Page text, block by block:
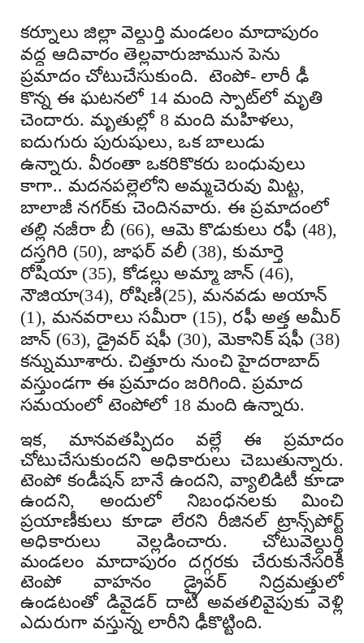
కర్నూలు జిల్లా వెల్దుర్తి మండలం మాదాపురం
వద్ద ఆదివారం తెల్లవారుజామున పెను
ప్రమాదం చోటుచేసుకుంది. టెంపో- లారీ ఢీ
కొన్న ఈ ఘటనలో 14 మంది స్పాట్‌లో మృతి
చెందారు. మృతుల్లో 8 మంది మహిళలు,
ఐదుగురు పురుషులు, ఒక బాలుడు
ఉన్నారు. వీరంతా ఒకరికొకరు బంధువులు
కాగా.. మదనపల్లెలోని అమ్మచెరువు మిట్ట,
బాలాజీ నగర్‌కు చెందినవారు. ఈ ప్రమాదంలో
తల్లి నజీరా బీ (66), ఆమె కొడుకులు రఫీ (48),
దస్తగిరి (50), జాఫర్ వలీ (38), కుమార్తె
రోషియా (35), కోడల్లు అమ్మా జాన్ (46),
నౌజియా(34), రోషిణి(25), మనవడు అయాన్
(1), మనవరాలు సమీరా (15), రఫీ అత్త అమీర్
జాన్ (63), డ్రైవర్ షఫీ (30), మెకానిక్ షఫీ (38)
కన్నుమూశారు. చిత్తూరు నుంచి హైదరాబాద్‌
వస్తుండగా ఈ ప్రమాదం జరిగింది. ప్రమాద
సమయంలో టెంపోలో 18 మంది ఉన్నారు.
ఇక, మానవతప్పిదం వల్లే ఈ ప్రమాదం
చోటుచేసుకుందని అధికారులు చెబుతున్నారు.
టెంపో కండీషన్ బానే ఉందని, వ్యాలిడిటీ కూడా
ఉందని, అందులో నిబంధనలకు మించి
ప్రయాణీకులు కూడా లేరని రీజినల్ ట్రాన్స్‌పోర్ట్
అధికారులు వెల్లడించారు. చోటువెల్దుర్తి
మండలం మాదాపురం దగ్గరకు చేరుకునేసరికి
టెంపో వాహనం డ్రైవర్ నిద్రమత్తులో
ఉండటంతో డివైడర్ దాటి అవతలివైపుకు వెళ్లి
ఎదురుగా వస్తున్న లారీని ఢీకొట్టింది.